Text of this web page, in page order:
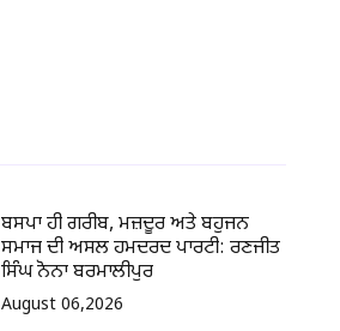
ਬਸਪਾ ਹੀ ਗਰੀਬ, ਮਜ਼ਦੂਰ ਅਤੇ ਬਹੁਜਨ
ਸਮਾਜ ਦੀ ਅਸਲ ਹਮਦਰਦ ਪਾਰਟੀ: ਰਣਜੀਤ
ਸਿੰਘ ਨੋਨਾ ਬਰਮਾਲੀਪੁਰ
August 06,2026